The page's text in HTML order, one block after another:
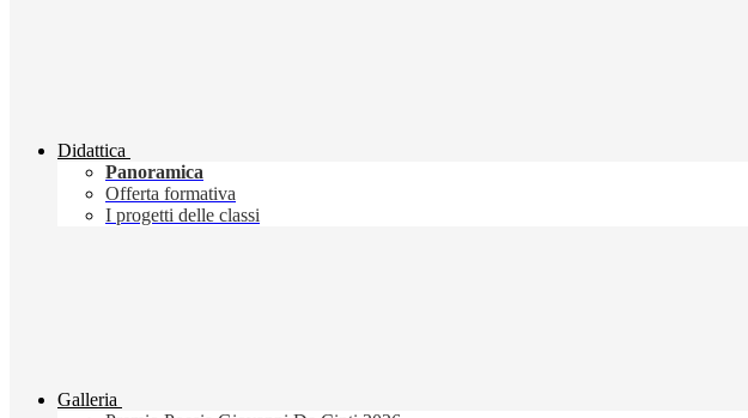
Didattica
Panoramica
Offerta formativa
I progetti delle classi
Galleria